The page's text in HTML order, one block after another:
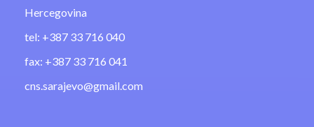
Hercegovina
tel: +387 33 716 040
fax: +387 33 716 041
cns.sarajevo@gmail.com